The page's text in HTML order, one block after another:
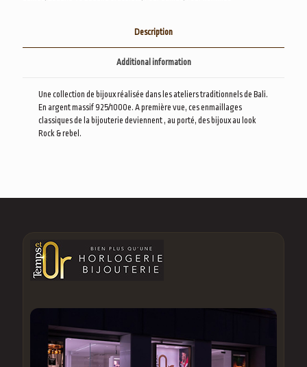
Description
Additional information
Une collection de bijoux réalisée dans les ateliers traditionnels de Bali.
En argent massif 925/1000e. A première vue, ces enmaillages
classiques de la bijouterie deviennent , au porté, des bijoux au look
Rock & rebel.